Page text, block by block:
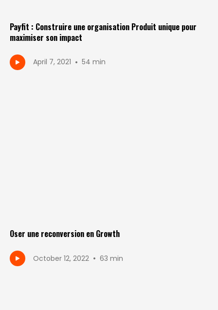
Payfit : Construire une organisation Produit unique pour
maximiser son impact
April 7, 2021 • 54 min
Oser une reconversion en Growth
October 12, 2022 • 63 min